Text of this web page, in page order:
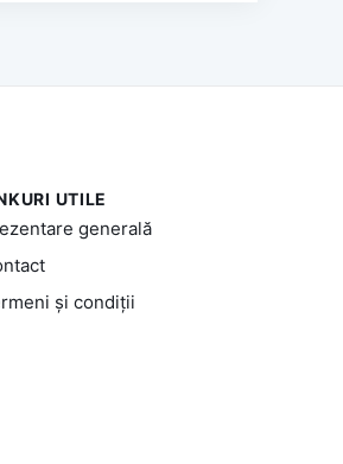
UTILE
generală
și condiții